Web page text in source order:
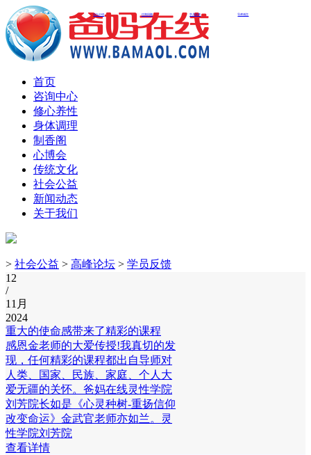
首页
咨询中心
修心养性
身体调理
制香阁
心博会
传统文化
社会公益
新闻动态
关于我们
> 社会公益 > 高峰论坛 > 学员反馈
论坛介绍 往期回顾 学员反馈 导师感言
12
/
11月
2024
重大的使命感带来了精彩的课程
感恩金老师的大爱传授!我真切的发
现，任何精彩的课程都出自导师对
人类、国家、民族、家庭、个人大
爱无疆的关怀。爸妈在线灵性学院
刘芳院长如是《心灵种树-重扬信仰
改变命运》金武官老师亦如兰。灵
性学院刘芳院
查看详情